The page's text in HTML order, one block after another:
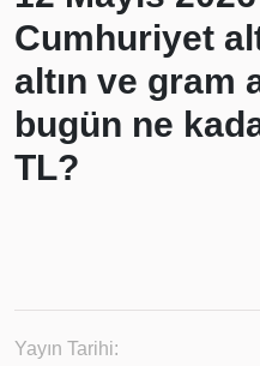
Cumhuriyet
altın ve gram
bugün ne
TL?
Yayın Tarihi: